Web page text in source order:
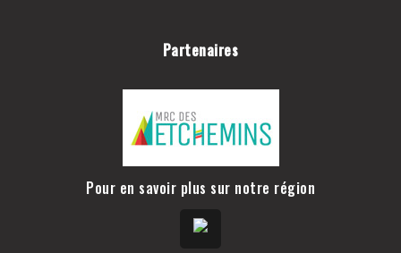
Partenaires
Pour en savoir plus sur notre région